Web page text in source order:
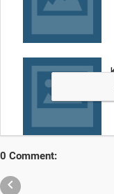
0 Comment:
